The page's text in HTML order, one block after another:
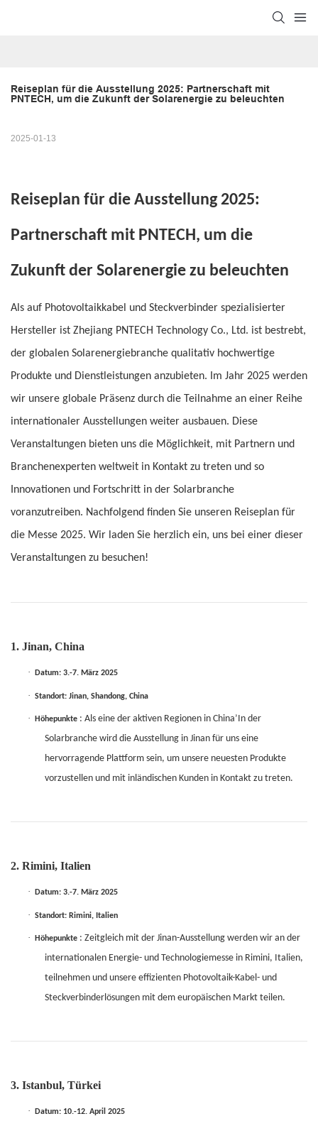
Reiseplan für die Ausstellung 2025: Partnerschaft mit
PNTECH, um die Zukunft der Solarenergie zu beleuchten
2025-01-13
Reiseplan für die Ausstellung 2025:
Partnerschaft mit PNTECH, um die
Zukunft der Solarenergie zu beleuchten
Als auf Photovoltaikkabel und Steckverbinder spezialisierter
Hersteller ist Zhejiang PNTECH Technology Co., Ltd. ist bestrebt,
der globalen Solarenergiebranche qualitativ hochwertige
Produkte und Dienstleistungen anzubieten. Im Jahr 2025 werden
wir unsere globale Präsenz durch die Teilnahme an einer Reihe
internationaler Ausstellungen weiter ausbauen. Diese
Veranstaltungen bieten uns die Möglichkeit, mit Partnern und
Branchenexperten weltweit in Kontakt zu treten und so
Innovationen und Fortschritt in der Solarbranche
voranzutreiben. Nachfolgend finden Sie unseren Reiseplan für
die Messe 2025. Wir laden Sie herzlich ein, uns bei einer dieser
Veranstaltungen zu besuchen!
1. Jinan, China
· Datum: 3.-7. März 2025
· Standort: Jinan, Shandong, China
· Höhepunkte : Als eine der aktiven Regionen in China’In der
Solarbranche wird die Ausstellung in Jinan für uns eine
hervorragende Plattform sein, um unsere neuesten Produkte
vorzustellen und mit inländischen Kunden in Kontakt zu treten.
2. Rimini, Italien
· Datum: 3.-7. März 2025
· Standort: Rimini, Italien
· Höhepunkte : Zeitgleich mit der Jinan-Ausstellung werden wir an der
internationalen Energie- und Technologiemesse in Rimini, Italien,
teilnehmen und unsere effizienten Photovoltaik-Kabel- und
Steckverbinderlösungen mit dem europäischen Markt teilen.
3. Istanbul, Türkei
· Datum: 10.-12. April 2025